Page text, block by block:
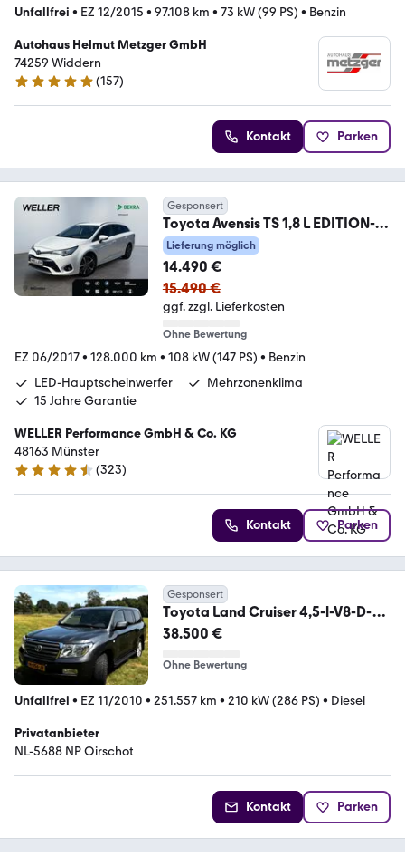
Unfallfrei • EZ 12/2015 • 97.108 km • 73 kW (99 PS) • Benzin
Autohaus Helmut Metzger GmbH
74259 Widdern
4.9 Sterne
(157)
Kontakt Parken
Gesponsert
Toyota Avensis TS 1,8 L EDITION-
S+ *SHZ*RCam*Kessy*
Lieferung möglich
14.490 €
15.490 €
ggf. zzgl. Lieferkosten
Ohne Bewertung
EZ 06/2017• 128.000 km • 108 kW (147 PS) • Benzin
LED-Hauptscheinwerfer
Mehrzonenklima
15 Jahre Garantie
WELLER Performance GmbH & Co. KG
48163 Münster
4.3 Sterne
(323)
Kontakt Parken
Gesponsert
Toyota Land Cruiser 4,5-l-V8-D-
4D Executive Automat...
38.500 €
Ohne Bewertung
Unfallfrei • EZ 11/2010 • 251.557 km • 210 kW (286 PS) • Diesel
Privatanbieter
NL-5688 NP Oirschot
Kontakt Parken